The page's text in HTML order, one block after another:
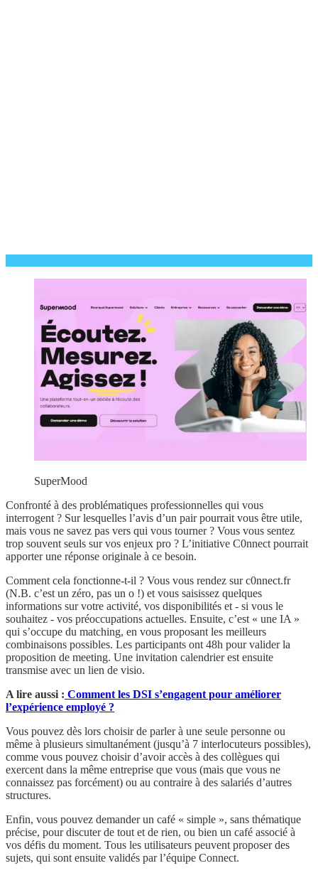
SuperMood
Confronté à des problématiques professionnelles qui vous
interrogent ? Sur lesquelles l’avis d’un pair pourrait vous être utile,
mais vous ne savez pas vers qui vous tourner ? Vous vous sentez
trop souvent seuls sur vos enjeux pro ? L’initiative C0nnect pourrait
apporter une réponse originale à ce besoin.
Comment cela fonctionne-t-il ? Vous vous rendez sur c0nnect.fr
(N.B. c’est un zéro, pas un o !) et vous saisissez quelques
informations sur votre activité, vos disponibilités et - si vous le
souhaitez - vos préoccupations actuelles. Ensuite, c’est « une IA »
qui s’occupe du matching, en vous proposant les meilleurs
combinaisons possibles. Les participants ont 48h pour valider la
proposition de meeting. Une invitation calendrier est ensuite
transmise avec un lien de visio.
A lire aussi : Comment les DSI s’engagent pour améliorer
l’expérience employé ?
Vous pouvez dès lors choisir de parler à une seule personne ou
même à plusieurs simultanément (jusqu’à 7 interlocuteurs possibles),
comme vous pouvez choisir d’avoir accès à des collègues qui
exercent dans la même entreprise que vous (mais que vous ne
connaissez pas forcément) ou au contraire à des salariés d’autres
structures.
Enfin, vous pouvez demander un café « simple », sans thématique
précise, pour discuter de tout et de rien, ou bien un café associé à
vos défis du moment. Tous les utilisateurs peuvent proposer des
sujets, qui sont ensuite validés par l’équipe Connect.